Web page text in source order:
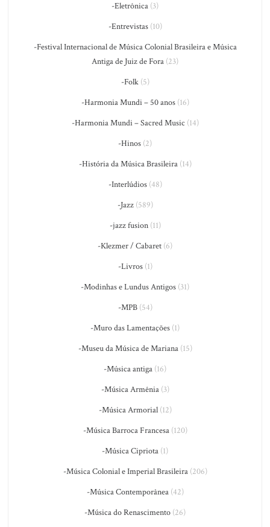
-Eletrônica (3)
-Entrevistas(10)
-Festival Internacional de Música Colonial Brasileira e Música
Antiga de Juiz de Fora (23)
-Folk(5)
-Harmonia Mundi – 50 anos(16)
-Harmonia Mundi – Sacred Music (14)
-Hinos (2)
-História da Música Brasileira(14)
-Interlúdios(48)
-Jazz(589)
-jazz fusion(11)
-Klezmer / Cabaret (6)
-Livros(1)
-Modinhas e Lundus Antigos (31)
-MPB(54)
-Muro das Lamentações (1)
-Museu da Música de Mariana(15)
-Música antiga (16)
-Música Armênia(3)
-Música Armorial(12)
-Música Barroca Francesa(120)
-Música Cipriota (1)
-Música Colonial e Imperial Brasileira(206)
-Música Contemporânea(42)
-Música do Renascimento (26)